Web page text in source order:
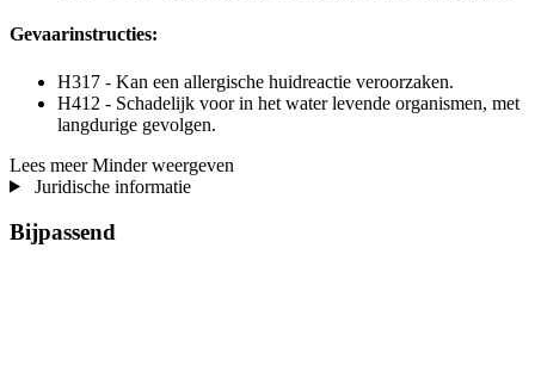
Gevaarinstructies:
H317 - Kan een allergische huidreactie veroorzaken.
H412 - Schadelijk voor in het water levende organismen, met
langdurige gevolgen.
Lees meer Minder weergeven
Juridische informatie
Bijpassend